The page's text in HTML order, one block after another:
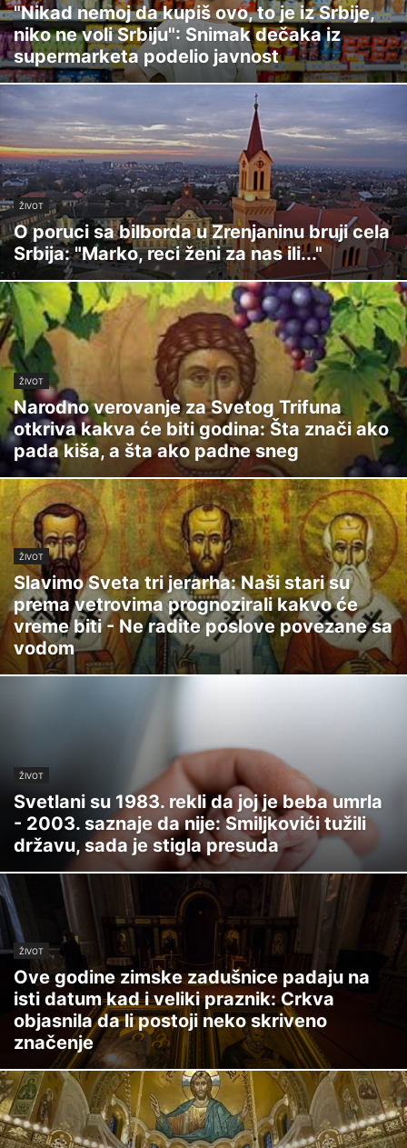
"Nikad nemoj da kupiš ovo, to je iz Srbije,
niko ne voli Srbiju": Snimak dečaka iz
supermarketa podelio javnost
ŽIVOT
O poruci sa bilborda u Zrenjaninu bruji cela
Srbija: "Marko, reci ženi za nas ili..."
ŽIVOT
Narodno verovanje za Svetog Trifuna
otkriva kakva će biti godina: Šta znači ako
pada kiša, a šta ako padne sneg
ŽIVOT
Slavimo Sveta tri jerarha: Naši stari su
prema vetrovima prognozirali kakvo će
vreme biti - Ne radite poslove povezane sa
vodom
ŽIVOT
Svetlani su 1983. rekli da joj je beba umrla
- 2003. saznaje da nije: Smiljkovići tužili
državu, sada je stigla presuda
ŽIVOT
Ove godine zimske zadušnice padaju na
isti datum kad i veliki praznik: Crkva
objasnila da li postoji neko skriveno
značenje